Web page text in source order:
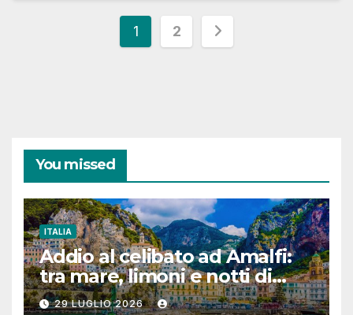
Paginazione
1 2
You missed
ITALIA
Addio al celibato ad Amalfi:
tra mare, limoni e notti di
festa in Costiera Amalfitana
29 LUGLIO 2026